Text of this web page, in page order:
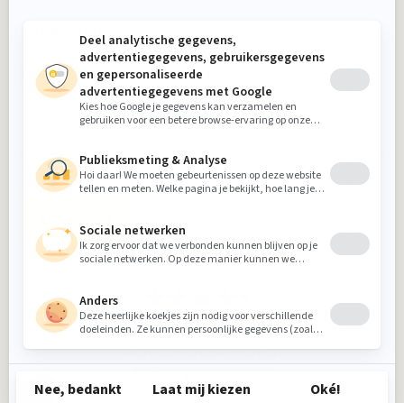
Ontvang nieuws, tips en de laatste acties!
Beoordeling8.9gebaseerd op912individuele
klantbeoordelingen op